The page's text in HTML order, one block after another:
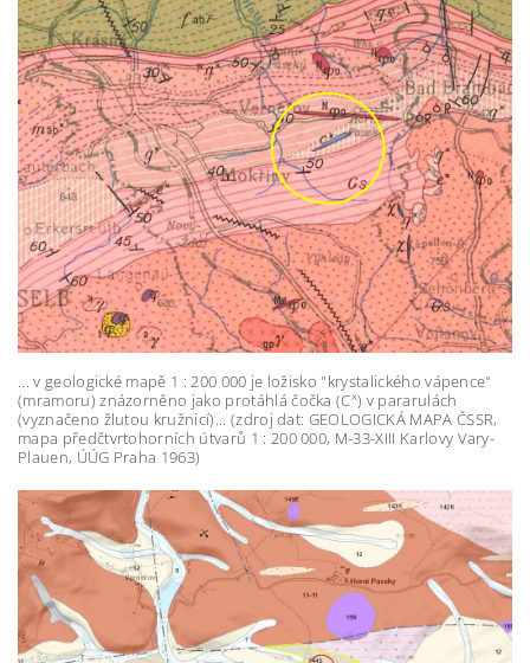
... v geologické mapě 1 : 200 000 je ložisko "krystalického vápence"
(mramoru) znázorněno jako protáhlá čočka (Cx) v pararulách
(vyznačeno žlutou kružnicí)... (zdroj dat: GEOLOGICKÁ MAPA ČSSR,
mapa předčtvrtohorních útvarů 1 : 200 000, M-33-XIII Karlovy Vary-
Plauen, ÚÚG Praha 1963)